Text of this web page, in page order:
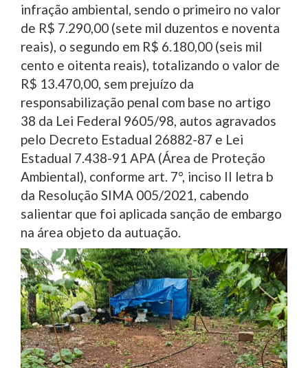
infração ambiental, sendo o primeiro no valor
de R$ 7.290,00 (sete mil duzentos e noventa
reais), o segundo em R$ 6.180,00 (seis mil
cento e oitenta reais), totalizando o valor de
R$ 13.470,00, sem prejuízo da
responsabilização penal com base no artigo
38 da Lei Federal 9605/98, autos agravados
pelo Decreto Estadual 26882-87 e Lei
Estadual 7.438-91 APA (Área de Proteção
Ambiental), conforme art. 7°, inciso II letra b
da Resolução SIMA 005/2021, cabendo
salientar que foi aplicada sanção de embargo
na área objeto da autuação.